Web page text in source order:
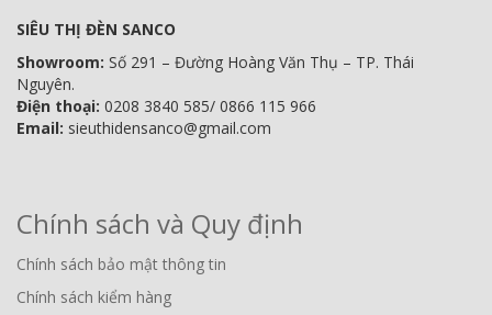
SIÊU THỊ ĐÈN SANCO
Showroom: Số 291 – Đường Hoàng Văn Thụ – TP. Thái
Nguyên.
Điện thoại: 0208 3840 585/ 0866 115 966
Email: sieuthidensanco@gmail.com
Chính sách và Quy định
Chính sách bảo mật thông tin
Chính sách kiểm hàng